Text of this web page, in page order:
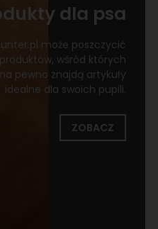
dla psa
może poszczycić
wśród których
pewno znajdą artykuły
idealne dla swoich pupili.
ZOBACZ